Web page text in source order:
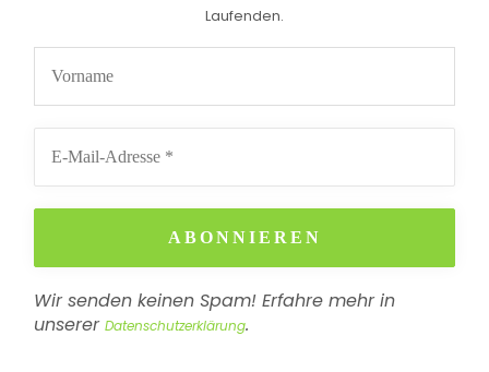
Laufenden.
Wir senden keinen Spam! Erfahre mehr in
unserer Datenschutzerklärung.